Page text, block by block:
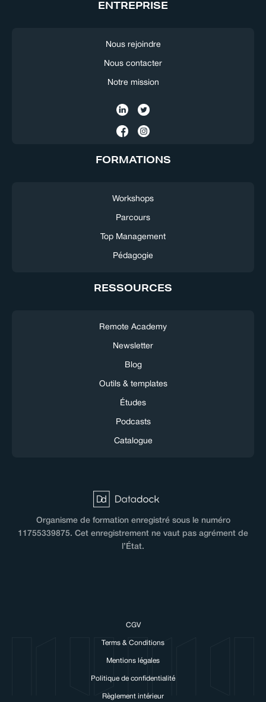
ENTREPRISE
Nous rejoindre
Nous contacter
Notre mission
FORMATIONS
Workshops
Parcours
Top Management
Pédagogie
RESSOURCES
Remote Academy
Newsletter
Blog
Outils & templates
Études
Podcasts
Catalogue
Organisme de formation enregistré sous le numéro
11755339875. Cet enregistrement ne vaut pas agrément de
l’État.
CGV
Terms & Conditions
Mentions légales
Politique de confidentialité
Règlement intérieur
to use cookies to make our website work and to personalise